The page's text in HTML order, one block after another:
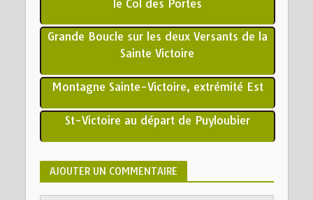
le Col des Portes
Grande Boucle sur les deux Versants de la
Sainte Victoire
Montagne Sainte-Victoire, extrémité Est
St-Victoire au départ de Puyloubier
AJOUTER UN COMMENTAIRE